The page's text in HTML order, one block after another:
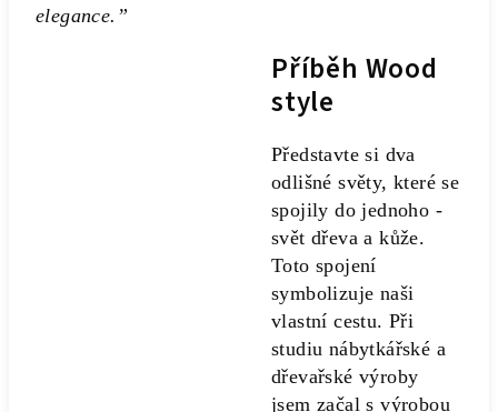
elegance.”
Příběh Wood
style
Představte si dva
odlišné světy, které se
spojily do jednoho -
svět dřeva a kůže.
Toto spojení
symbolizuje naši
vlastní cestu. Při
studiu nábytkářské a
dřevařské výroby
jsem začal s výrobou